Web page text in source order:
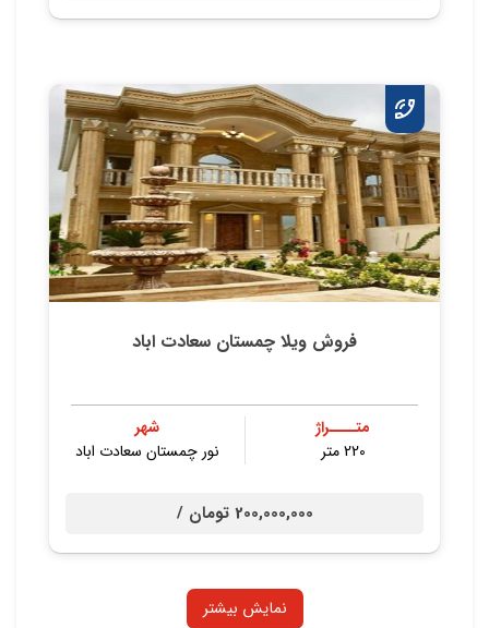
فروش ویلا چمستان سعادت اباد
متــــراژ
220 متر
شهر
نور چمستان سعادت اباد
200,000,000 تومان /
نمایش بیشتر